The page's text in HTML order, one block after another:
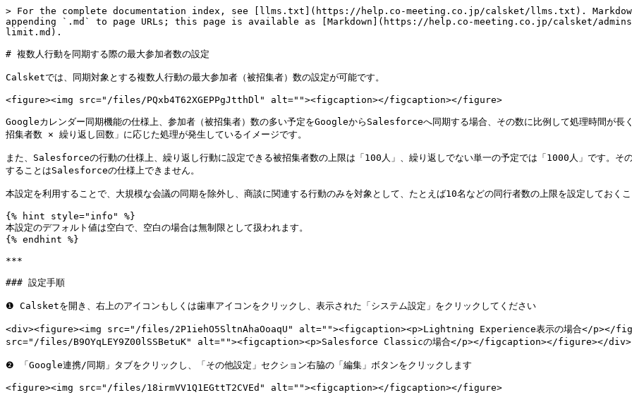
> For the complete documentation index, see [llms.txt](https://help.co-meeting.co.jp/calsket/llms.txt).
appending `.md` to page URLs; this page is available as [Markdown](https://help.co-meeting.co.jp/calsket/
limit.md).
# 複数人行動を同期する際の最大参加者数の設定
Calsketでは、同期対象とする複数人行動の最大参加者（被招集者）数の設定が可能です。
<figure><img src="/files/PQxb4T62XGEPPgJtthDl" alt=""><figcaption></figcaption></figure>
Googleカレンダー同期機能の仕様上、参加者（被招集者）数の多い予定をGoogleからSalesforceへ同期する場合、その数に比例して処理時間が長
招集者数 × 繰り返し回数」に応じた処理が発生しているイメージです。
また、Salesforceの行動の仕様上、繰り返し行動に設定できる被招集者数の上限は「100人」、繰り返しでない単一の予定では「1000人」です。そ
することはSalesforceの仕様上できません。
本設定を利用することで、大規模な会議の同期を除外し、商談に関連する行動のみを対象として、たとえば10名などの同行者数の上限を設定してお
{% hint style="info" %}
本設定のデフォルト値は空白で、空白の場合は無制限として扱われます。
{% endhint %}
***
### 設定手順
❶ Calsketを開き、右上のアイコンもしくは歯車アイコンをクリックし、表示された「システム設定」をクリックしてください
<div><figure><img src="/files/2P1iehO5SltnAhaOoaqU" alt=""><figcaption><p>Lightning Experience表示の場合</p></
src="/files/B9OYqLEY9Z00lSSBetuK" alt=""><figcaption><p>Salesforce Classicの場合</p></figcaption></figure></div>
❷ 「Google連携/同期」タブをクリックし、「その他設定」セクション右脇の「編集」ボタンをクリックします
<figure><img src="/files/18irmVV1Q1EGttT2CVEd" alt=""><figcaption></figcaption></figure>